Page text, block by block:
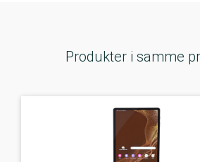
Produkter i samme